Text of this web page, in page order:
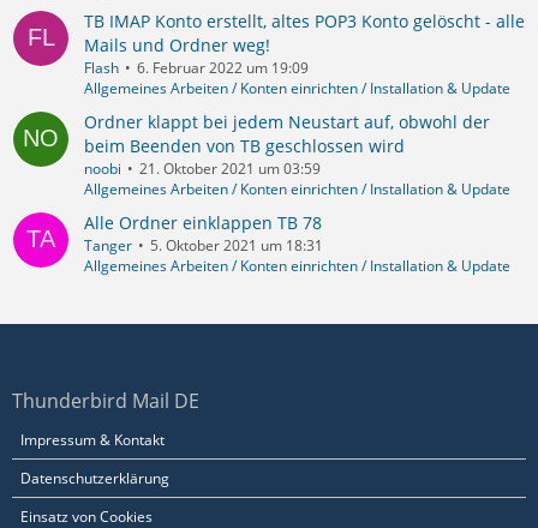
TB IMAP Konto erstellt, altes POP3 Konto gelöscht - alle
Mails und Ordner weg!
Flash
6. Februar 2022 um 19:09
Allgemeines Arbeiten / Konten einrichten / Installation & Update
Ordner klappt bei jedem Neustart auf, obwohl der
beim Beenden von TB geschlossen wird
noobi
21. Oktober 2021 um 03:59
Allgemeines Arbeiten / Konten einrichten / Installation & Update
Alle Ordner einklappen TB 78
Tanger
5. Oktober 2021 um 18:31
Allgemeines Arbeiten / Konten einrichten / Installation & Update
Thunderbird Mail DE
Impressum & Kontakt
Datenschutzerklärung
Einsatz von Cookies